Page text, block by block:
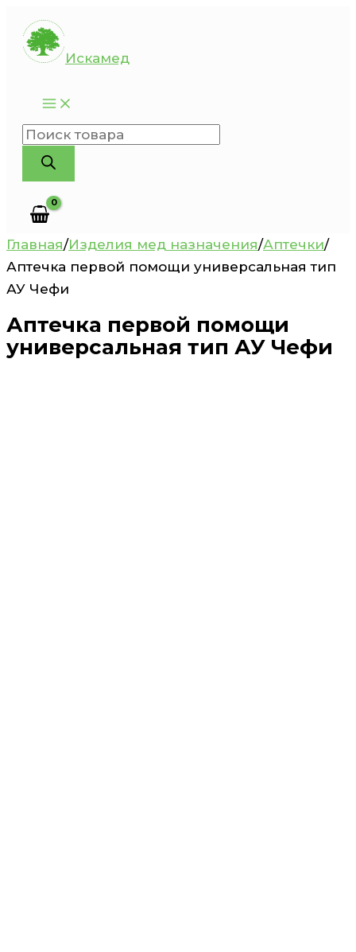
Перейти
содержимому
Искамед
Поиск
товаров
Главная/Изделия мед назначения/Аптечки/
Аптечка первой помощи универсальная тип
АУ Чефи
Аптечка первой помощи
универсальная тип АУ Чефи